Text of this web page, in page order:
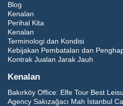
Blog
Kenalan
Perihal Kita
Kenalan
Terminologi dan Kondisi
Kebijakan Pembatalan dan
Kontrak Jualan Jarak Jauh
Kenalan
Bakırköy Office: Elfe Tour Best
Agency Sakızağacı Mah İstanbul